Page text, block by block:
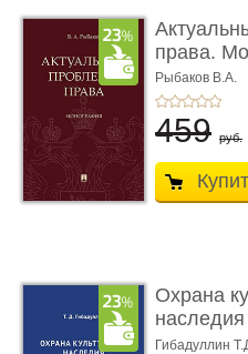
права.
Рыбаков В.А.
459 руб.
Охрана
Гибадуллин